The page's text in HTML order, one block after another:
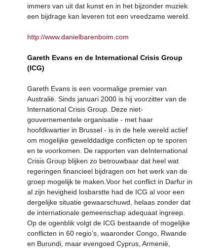
immers van uit dat kunst en in het bijzonder muziek
een bijdrage kan leveren tot een vreedzame wereld.
http://www.danielbarenboim.com
Gareth Evans en de International Crisis Group
(ICG)
Gareth Evans is een voormalige premier van
Australië. Sinds januari 2000 is hij voorzitter van de
International Crisis Group. Deze niet-
gouvernementele organisatie - met haar
hoofdkwartier in Brussel - is in de hele wereld actief
om mogelijke gewelddadige conflicten op te sporen
en te voorkomen. De rapporten van deInternational
Crisis Group blijken zo betrouwbaar dat heel wat
regeringen financieel bijdragen om het werk van de
groep mogelijk te maken.Voor het conflict in Darfur in
al zijn hevigheid losbarstte had de ICG al voor een
dergelijke situatie gewaarschuwd, helaas zonder dat
de internationale gemeenschap adequaat ingreep.
Op de ogenblik volgt de ICG bestaande of mogelijke
conflicten in 60 regio’s, waaronder Congo, Rwande
en Burundi, maar evengoed Cyprus, Armenië,